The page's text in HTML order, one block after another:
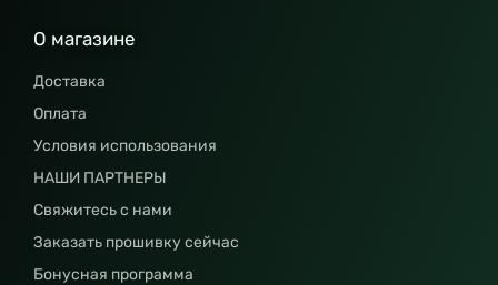
О магазине
Доставка
Оплата
Условия использования
НАШИ ПАРТНЕРЫ
Свяжитесь с нами
Заказать прошивку сейчас
Бонусная программа